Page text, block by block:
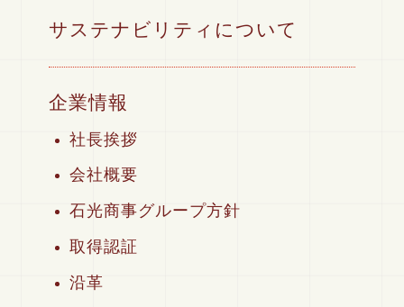
サステナビリティについて
企業情報
社長挨拶
会社概要
石光商事グループ方針
取得認証
沿革